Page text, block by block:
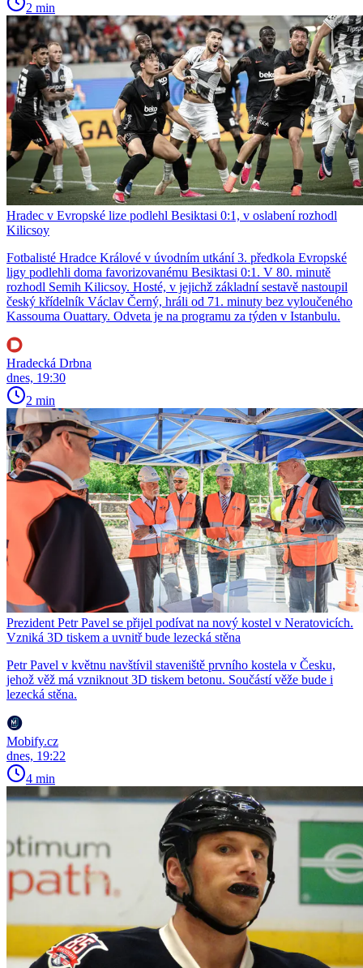
2 min
Hradec v Evropské lize podlehl Besiktasi 0:1, v oslabení rozhodl
Kilicsoy
Fotbalisté Hradce Králové v úvodním utkání 3. předkola Evropské
ligy podlehli doma favorizovanému Besiktasi 0:1. V 80. minutě
rozhodl Semih Kilicsoy. Hosté, v jejichž základní sestavě nastoupil
český křídelník Václav Černý, hráli od 71. minuty bez vyloučeného
Kassouma Ouattary. Odveta je na programu za týden v Istanbulu.
Hradecká Drbna
dnes, 19:30
2 min
Prezident Petr Pavel se přijel podívat na nový kostel v Neratovicích.
Vzniká 3D tiskem a uvnitř bude lezecká stěna
Petr Pavel v květnu navštívil staveniště prvního kostela v Česku,
jehož věž má vzniknout 3D tiskem betonu. Součástí věže bude i
lezecká stěna.
Mobify.cz
dnes, 19:22
4 min